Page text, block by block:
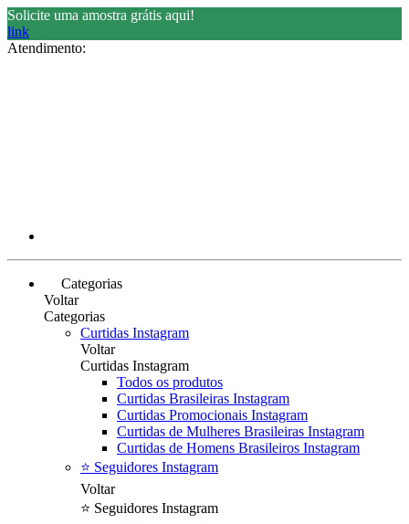
Solicite uma amostra grátis aqui!
link
Atendimento:
Categorias
Voltar
Categorias
Curtidas Instagram
Voltar
Curtidas Instagram
Todos os produtos
Curtidas Brasileiras Instagram
Curtidas Promocionais Instagram
Curtidas de Mulheres Brasileiras Instagram
Curtidas de Homens Brasileiros Instagram
⭐ Seguidores Instagram
Voltar
⭐ Seguidores Instagram